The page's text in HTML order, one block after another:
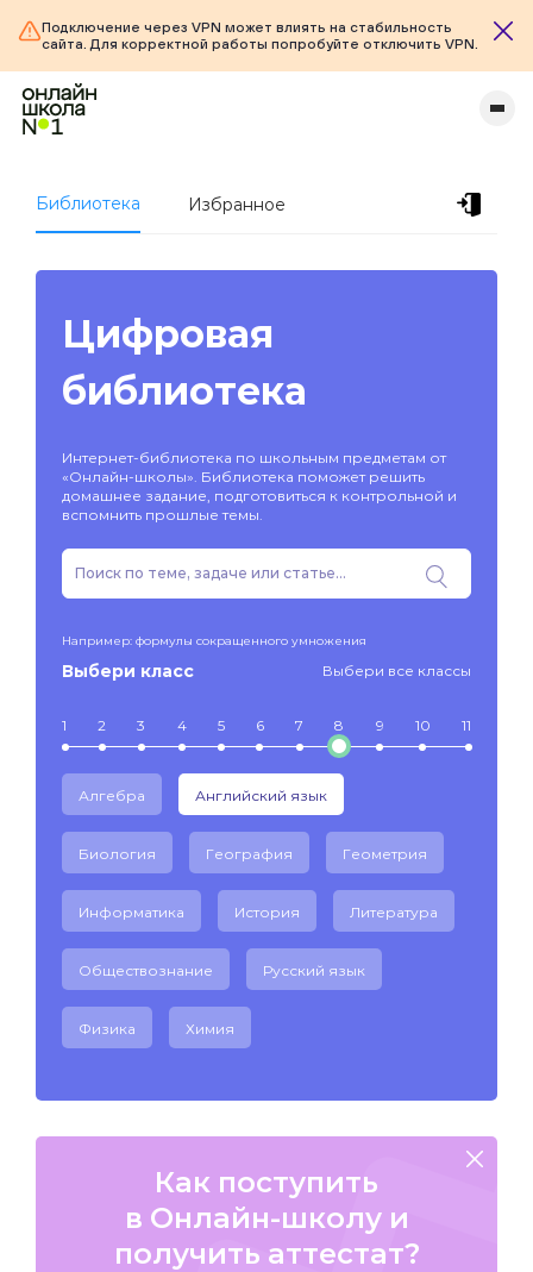
Подключение через VPN может влиять на стабильность
сайта. Для корректной работы попробуйте отключить VPN.
Библиотека Избранное
Цифровая
библиотека
Интернет-библиотека по школьным предметам от
«Онлайн-школы». Библиотека поможет решить
домашнее задание, подготовиться к контрольной и
вспомнить прошлые темы.
Например: формулы сокращенного умножения
Выбери класс Выбери все классы
1 2 3 4 5 6 7 8 9 10 11
Алгебра Английский язык
Биология География Геометрия
Информатика История Литература
Обществознание Русский язык
Физика Химия
Как поступить
в Онлайн-школу и
получить аттестат?